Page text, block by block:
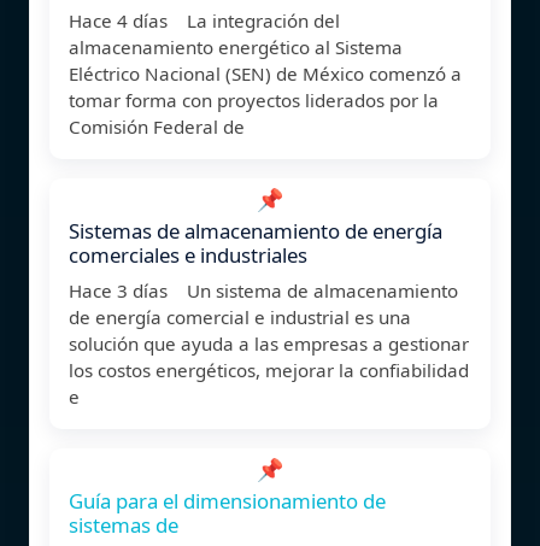
Hace 4 días La integración del
almacenamiento energético al Sistema
Eléctrico Nacional (SEN) de México comenzó a
tomar forma con proyectos liderados por la
Comisión Federal de
📌
Sistemas de almacenamiento de energía
comerciales e industriales
Hace 3 días Un sistema de almacenamiento
de energía comercial e industrial es una
solución que ayuda a las empresas a gestionar
los costos energéticos, mejorar la confiabilidad
e
📌
Guía para el dimensionamiento de
sistemas de